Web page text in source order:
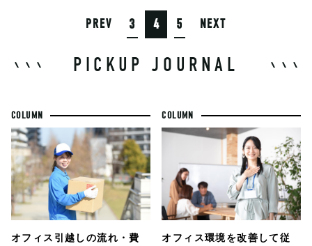
PREV 3 4 5 NEXT
PICKUP JOURNAL
COLUMN
オフィス引越しの流れ・費
COLUMN
オフィス環境を改善して従